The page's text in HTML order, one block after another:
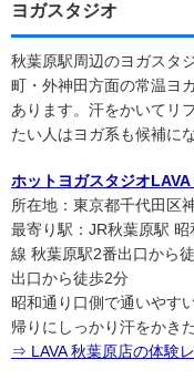
ヨガスタジオ
秋葉原駅周辺のヨガスタ
町・外神田方面の常温ヨ
あります。汗をかいてリ
たい人はヨガ系も候補に
ホットヨガスタジオLAVA
所在地：東京都千代田区
最寄り駅：JR秋葉原駅
線 秋葉原駅2番出口から
出口から徒歩2分
昭和通り口側で通いやす
帰りにしっかり汗をかき
⇒ LAVA 秋葉原店の体験